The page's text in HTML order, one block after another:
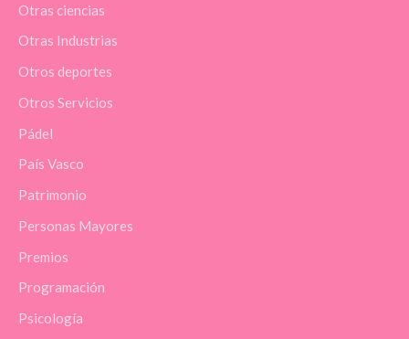
Otras ciencias
Otras Industrias
Otros deportes
Otros Servicios
Pádel
País Vasco
Patrimonio
Personas Mayores
Premios
Programación
Psicología